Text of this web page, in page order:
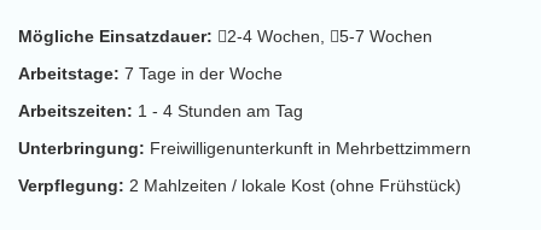
Mögliche Einsatzdauer: 2-4 Wochen,
5-7 Wochen
Arbeitstage: 7 Tage in der Woche
Arbeitszeiten: 1 - 4 Stunden am Tag
Unterbringung: Freiwilligenunterkunft in Mehrbettzimmern
Verpflegung: 2 Mahlzeiten / lokale Kost (ohne Frühstück)